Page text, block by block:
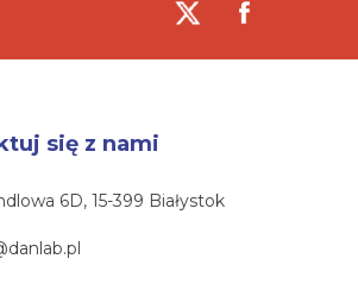
się z nami
6D, 15-399 Białystok